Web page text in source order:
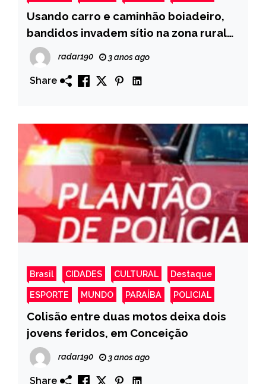
Usando carro e caminhão boiadeiro,
bandidos invadem sítio na zona rural
de Condado-PB e furtam 18 bovinos
durante a madrugada desta segunda
(24)
radar190 3 anos ago
Share
Brasil CIDADES CULTURAL Destaque
ESPORTE MUNDO PARAÍBA POLICIAL
Colisão entre duas motos deixa dois
jovens feridos, em Conceição
radar190 3 anos ago
Share